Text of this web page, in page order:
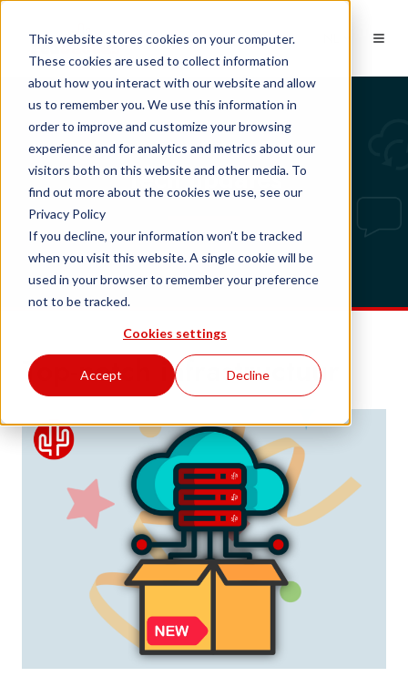
This website stores cookies on your computer.
These cookies are used to collect information
about how you interact with our website and allow
us to remember you. We use this information in
order to improve and customize your browsing
experience and for analytics and metrics about our
visitors both on this website and other media. To
find out more about the cookies we use, see our
Privacy Policy
If you decline, your information won’t be tracked
when you visit this website. A single cookie will be
used in your browser to remember your preference
not to be tracked.
Cookies settings
Accept Decline
Tech updates
Top-notch infrastructuur